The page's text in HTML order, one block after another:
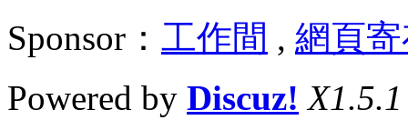
Sponsor： 工作間 , 網頁
Powered by Discuz! X1.5.1